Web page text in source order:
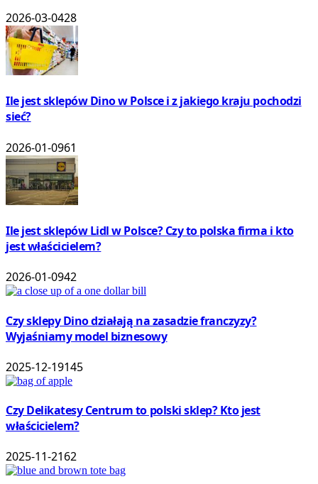
2026-03-0428
Ile jest sklepów Dino w Polsce i z jakiego kraju pochodzi
sieć?
2026-01-0961
Ile jest sklepów Lidl w Polsce? Czy to polska firma i kto
jest właścicielem?
2026-01-0942
Czy sklepy Dino działają na zasadzie franczyzy?
Wyjaśniamy model biznesowy
2025-12-19145
Czy Delikatesy Centrum to polski sklep? Kto jest
właścicielem?
2025-11-2162